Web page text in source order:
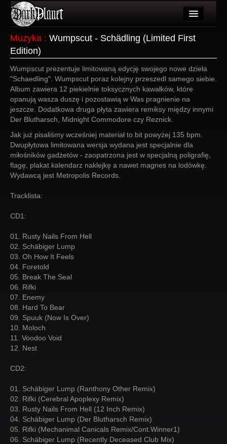
Użytkownicy
Wydarzenia
Galeria
Forum
Więcej
Login
Muzyka : Wumpscut - Schädling (Limited First
Edition)
Wumpscut prezentuje limitowaną edycję swojego nowe dzieła
"Schaedling". Wumpscut poraz kolejny przeszedl samego siebie.
Album zawiera 12 piekielnie toksycznych kawałków, które
opanują wasza duszę i pozostawią w Was pragnienie na
jeszcze. Dodatkowa druga płyta zawiera remiksy między innymi
Der Blutharsch, Midnight Commodore czy Reznick.
Jak już pisaliśmy wcześniej materiał to bit powyżej 135 bpm.
Dwupłytowa limitowana wersja wydana jest specjalnie dla
miłośników gadżetów - zaopatrzona jest w specjalną poligrafię,
flagę, plakat kalendarz naklejkę a nawet magnes na lodówkę.
Wydawcą jest Metropolis Records.
Tracklista:
CD1:
01. Rusty Nails From Hell
02. Schäbiger Lump
03. Oh How It Feels
04. Foretold
05. Break The Seal
06. Rifki
07. Enemy
08. Hard To Bear
09. Spuuk (Now Is Over)
10. Moloch
11. Voodoo Void
12. Nest
CD2:
01. Schäbiger Lump (Ranthony Other Remix)
02. Rifki (Cerebral Apoplexy Remix)
03. Rusty Nails From Hell (12 Inch Remix)
04. Schäbiger Lump (Der Blutharsch Remix)
05. Rifki (Mechanimal Canicals Remix/Cont.Winner1)
06. Schäbiger Lump (Recently Deceased Club Mix)